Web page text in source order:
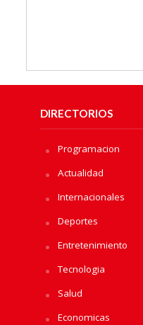
DIRECTORIOS
Programacion
Actualidad
Internacionales
Deportes
Entretenimiento
Tecnologia
Salud
Economicas